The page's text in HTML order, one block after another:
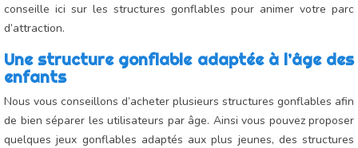
conseille ici sur les structures gonflables pour animer votre parc
d’attraction.
Une structure gonflable adaptée à l’âge des
enfants
Nous vous conseillons d’acheter plusieurs structures gonflables afin
de bien séparer les utilisateurs par âge. Ainsi vous pouvez proposer
quelques jeux gonflables adaptés aux plus jeunes, des structures